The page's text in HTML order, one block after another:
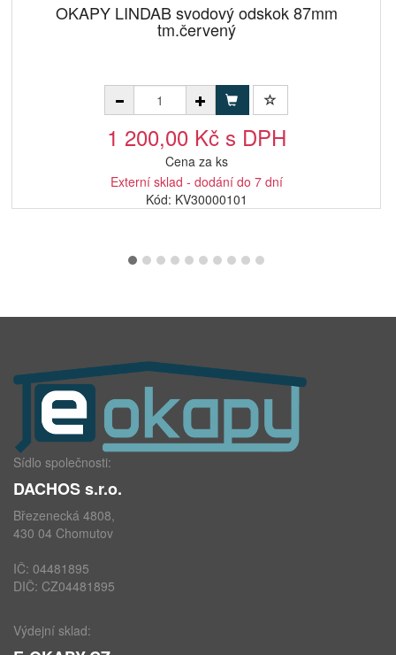
OKAPY LINDAB svodový odskok 87mm
tm.červený
1 200,00 Kč s DPH
Cena za ks
Externí sklad - dodání do 7 dní
Kód: KV30000101
Sídlo společnosti:
DACHOS s.r.o.
Březenecká 4808,
430 04 Chomutov
IČ: 04481895
DIČ: CZ04481895
Výdejní sklad: